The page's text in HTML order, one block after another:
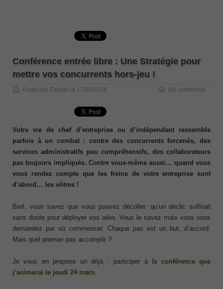
Conférence entrée libre : Une Stratégie pour
mettre vos concurrents hors-jeu !
Posté par Fabian le 17/03/2016 No comments
Votre vie de chef d’entreprise ou d’indépendant ressemble
parfois à un combat : contre des concurrents forcenés, des
services administratifs peu compréhensifs, des collaborateurs
pas toujours impliqués. Contre vous-même aussi… quand vous
vous rendez compte que les freins de votre entreprise sont
d’abord… les vôtres !
Bref, vous savez que vous pouvez décoller, qu’un déclic suffirait
sans doute pour déployer vos ailes. Vous le savez mais vous vous
demandez par où commencer. Chaque pas est un but, d’accord.
Mais quel premier pas accomplir ?
Je vous en propose un déjà : participer à la conférence que
j’animerai le jeudi 24 mars.